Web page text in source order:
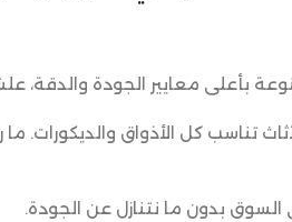
بأعلى معايير الجودة والدقة،
تناسب كل الأذواق والديكورات.
بدون ما نتنازل عن الجودة.